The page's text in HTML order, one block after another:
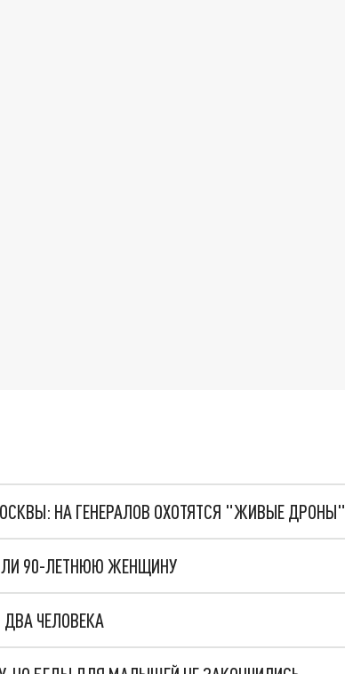
НА ГЕНЕРАЛОВ ОХОТЯТСЯ "ЖИВЫЕ ДРОНЫ"
90-ЛЕТНЮЮ ЖЕНЩИНУ
ЧЕЛОВЕКА